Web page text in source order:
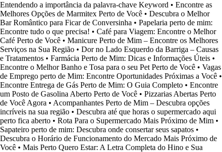
Entendendo a importância da palavra-chave Keyword • Encontre as
Melhores Opções de Marmitex Perto de Você • Descubra o Melhor
Bar Romântico para Ficar de Conversinha • Papelaria perto de mim:
Encontre tudo o que precisa! • Café para Viagem: Encontre o Melhor
Café Perto de Você • Manicure Perto de Mim – Encontre os Melhores
Serviços na Sua Região • Dor no Lado Esquerdo da Barriga – Causas
e Tratamentos • Farmácia Perto de Mim: Dicas e Informações Úteis •
Encontre o Melhor Banho e Tosa para o seu Pet Perto de Você • Vagas
de Emprego perto de Mim: Encontre Oportunidades Próximas a Você •
Encontre Entrega de Gás Perto de Mim: O Guia Completo • Encontre
um Posto de Gasolina Aberto Perto de Você • Pizzarias Abertas Perto
de Você Agora • Acompanhantes Perto de Mim – Descubra opções
incríveis na sua região • Descubra até que horas o supermercado aqui
perto fica aberto • Rota Para o Supermercado Mais Próximo de Mim •
Sapateiro perto de mim: Descubra onde consertar seus sapatos •
Descubra o Horário de Funcionamento do Mercado Mais Próximo de
Você • Mais Perto Quero Estar: A Letra Completa do Hino e Sua